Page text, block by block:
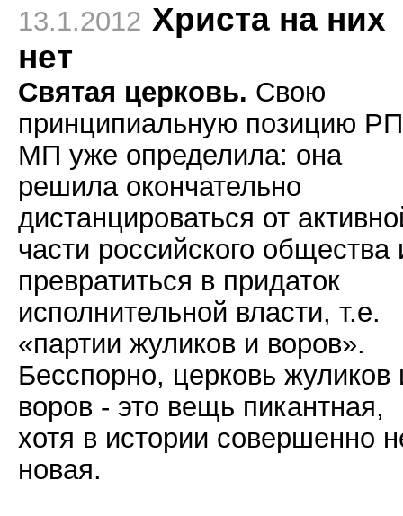
13.1.2012 Христа на них
нет
Святая церковь. Свою
принципиальную позицию
МП уже определила: она
решила окончательно
дистанцироваться от
части российского общества
превратиться в придаток
исполнительной власти, т.е.
«партии жуликов и воров».
Бесспорно, церковь жуликов
воров - это вещь пикантная,
хотя в истории совершенно
новая.